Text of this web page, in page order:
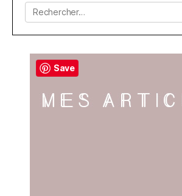
Rechercher :
Save